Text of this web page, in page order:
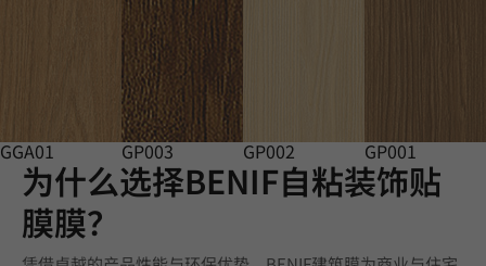
GGA01 GP003 GP002 GP001
为什么选择BENIF自粘装饰贴
膜膜？